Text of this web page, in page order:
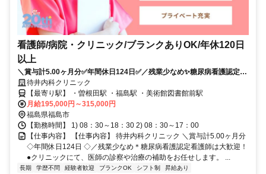
看護師/病院・クリニック/ブランクありOK/年休120日
以上
＼賞与計5.00ヶ月分✅年間休日124日✅／残業少なめ✨糖尿病看護認定看
護師は大歓迎❗️
待井内科クリニック
【最寄り駅】 ・曽根田駅 ・福島駅 ・美術館図書館前駅
月給195,000円～315,000円
福島県福島市
【勤務時間】 1) 08：30～18：30 2) 08：30～17：00
【仕事内容】 【仕事内容】 待井内科クリニック ＼賞与計5.00ヶ月分
◇年間休日124日 ◇／残業少なめ＊糖尿病看護認定看護師は大歓迎！
●クリニックにて、医師の診察や治療の補助をお任せします。 ...
長期 学歴不問 経験者歓迎 ブランクOK シフト制 昇給あり